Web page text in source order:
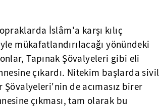
İslâm'a karşı kılıç
mükafatlandırılacağı yönündeki
Tapınak Şövalyeleri gibi eli
çıkardı. Nitekim başlarda sivil
de acımasız birer
çıkması, tam olarak bu